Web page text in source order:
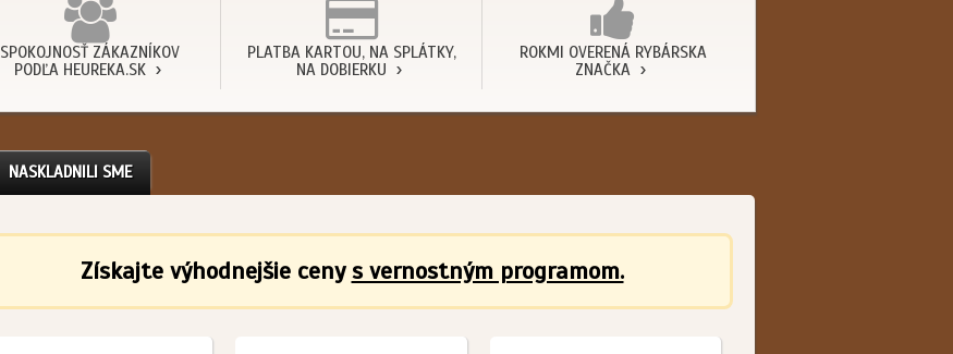
SPOKOJNOSŤ ZÁKAZNÍKOV
PODĽA HEUREKA.SK
PLATBA KARTOU, NA SPLÁTKY,
NA DOBIERKU
ROKMI OVERENÁ RYBÁRSKA
ZNAČKA
NASKLADNILI SME
Získajte výhodnejšie cenys vernostným programom.